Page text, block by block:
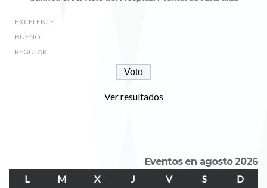
EXCELENTE
BUENO
REGULAR
Ver resultados
Eventos en agosto 2026
LLUNESM MARTES
XMIÉRCOLES
J JUEVESVVIERNES
S SÁBADO
D